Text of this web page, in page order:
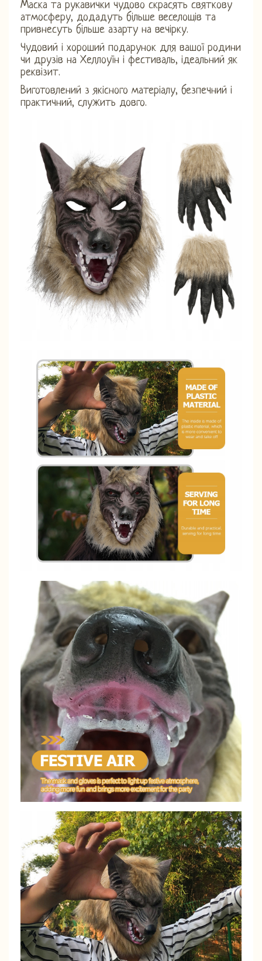
Маска та рукавички чудово скрасять святкову
атмосферу, додадуть більше веселощів та
привнесуть більше азарту на вечірку.
Чудовий і хороший подарунок для вашої родини
чи друзів на Хеллоуїн і фестиваль, ідеальний як
реквізит.
Виготовлений з якісного матеріалу, безпечний і
практичний, служить довго.